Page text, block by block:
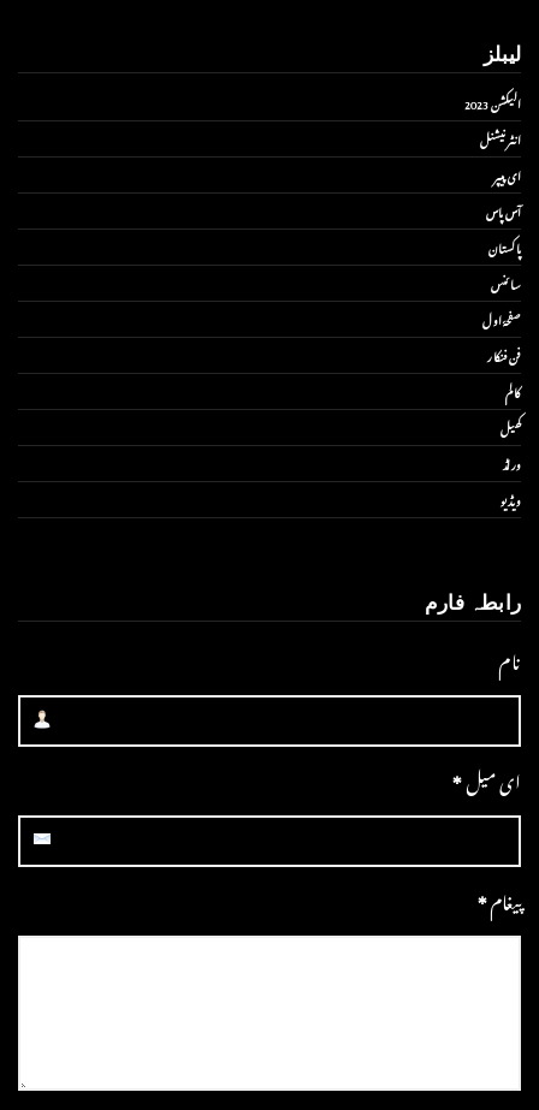
لیبلز
الیکشن 2023
انٹر نیشنل
ای پیپر
آس پاس
پاکستان
سائنس
صفحۂ اول
فن فنکار
کالم
کھیل
ورلڈ
ویڈیو
رابطہ فارم
نام
ای میل*
پیغام*